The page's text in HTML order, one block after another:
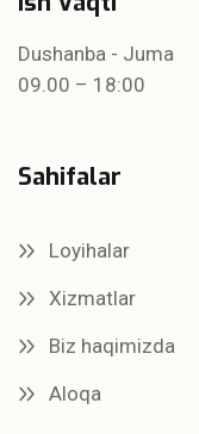
Dushanba - Juma
09.00 – 18:00
Sahifalar
Loyihalar
Xizmatlar
Biz haqimizda
Aloqa